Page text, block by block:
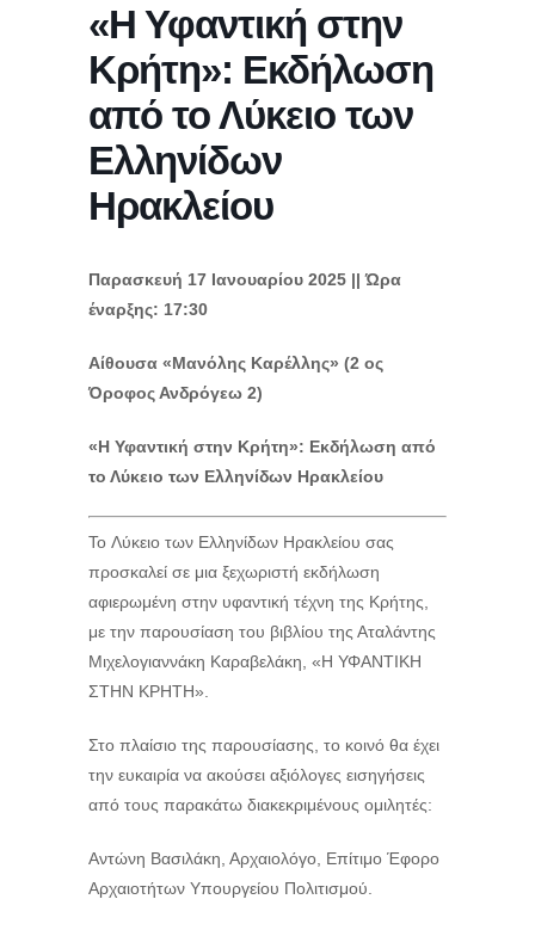
«Η Υφαντική στην
Κρήτη»: Εκδήλωση
από το Λύκειο των
Ελληνίδων
Ηρακλείου
Παρασκευή 17 Ιανουαρίου 2025 || Ώρα
έναρξης: 17:30
Αίθουσα «Μανόλης Καρέλλης» (2 ος
Όροφος Ανδρόγεω 2)
«Η Υφαντική στην Κρήτη»: Εκδήλωση από
το Λύκειο των Ελληνίδων Ηρακλείου
Το Λύκειο των Ελληνίδων Ηρακλείου σας
προσκαλεί σε μια ξεχωριστή εκδήλωση
αφιερωμένη στην υφαντική τέχνη της Κρήτης,
με την παρουσίαση του βιβλίου της Αταλάντης
Μιχελογιαννάκη Καραβελάκη, «Η ΥΦΑΝΤΙΚΗ
ΣΤΗΝ ΚΡΗΤΗ».
Στο πλαίσιο της παρουσίασης, το κοινό θα έχει
την ευκαιρία να ακούσει αξιόλογες εισηγήσεις
από τους παρακάτω διακεκριμένους ομιλητές:
Αντώνη Βασιλάκη, Αρχαιολόγο, Επίτιμο Έφορο
Αρχαιοτήτων Υπουργείου Πολιτισμού.